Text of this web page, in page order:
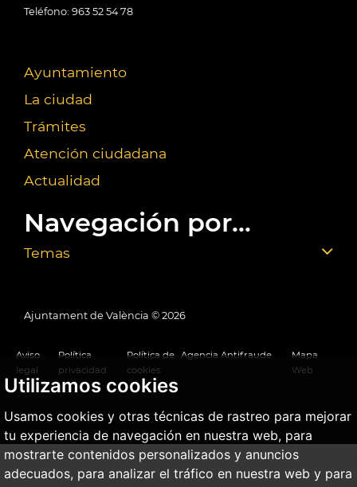
Utilizamos cookies
Usamos cookies y otras técnicas de rastreo para mejorar
tu experiencia de navegación en nuestra web, para
mostrarte contenidos personalizados y anuncios
adecuados, para analizar el tráfico en nuestra web y para
Teléfono: 963 52 54 78
Ayuntamiento
La ciudad
Trámites
Atención ciudadana
Actualidad
Navegación por...
Temas
Ajuntament de València © 2026
Aviso
legal
Política
privacidad
Política de
cookies
Agencia Antifraude
Mapa
Web